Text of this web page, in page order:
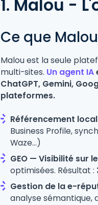
1. Malou -
Ce que
Malou est la seule
multi-sites. Un agent IA
ChatGPT, Gemini,
plateformes.
Référencement
Business Profile,
Waze…)
GEO — Visibilité sur
optimisées. Résultat :
Gestion de la e-
analyse sémantique,